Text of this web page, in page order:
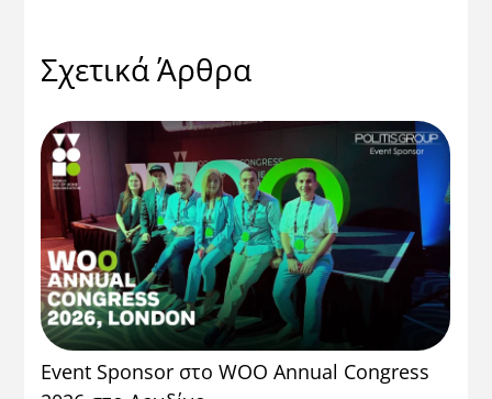
Σχετικά Άρθρα
Event Sponsor στο WOO Annual Congress